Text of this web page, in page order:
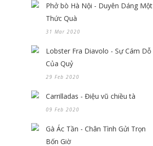
Phở bò Hà Nội - Duyên Dáng Một
Thức Quà
31 Mar 2020
Lobster Fra Diavolo - Sự Cám Dỗ
Của Quỷ
29 Feb 2020
Carrilladas - Điệu vũ chiều tà
09 Feb 2020
Gà Ác Tần - Chân Tình Gửi Trọn
Bốn Giờ